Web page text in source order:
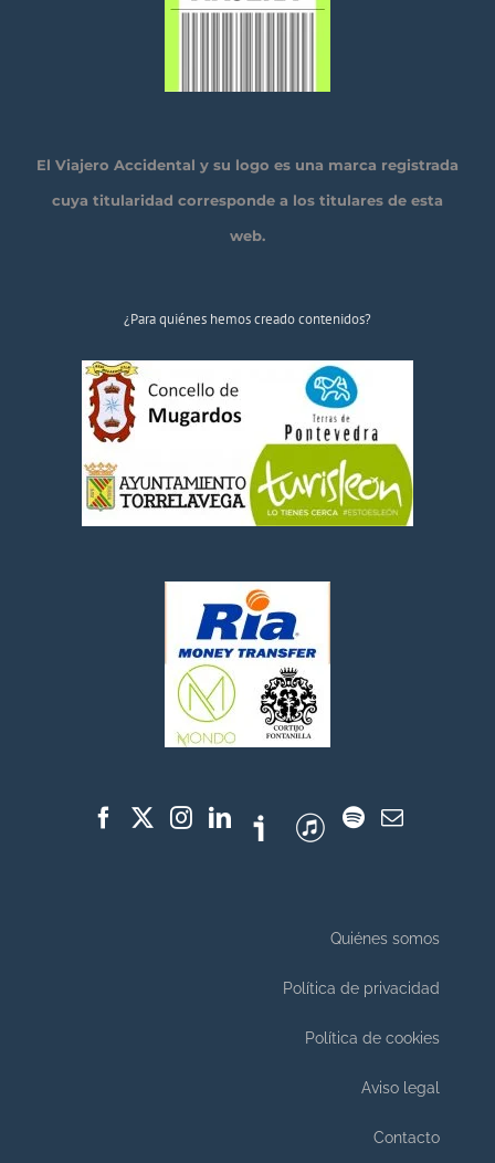
El Viajero Accidental y su logo es una marca registrada
cuya titularidad corresponde a los titulares de esta
web.
¿Para quiénes hemos creado contenidos?
Quiénes somos
Política de privacidad
Política de cookies
Aviso legal
Contacto